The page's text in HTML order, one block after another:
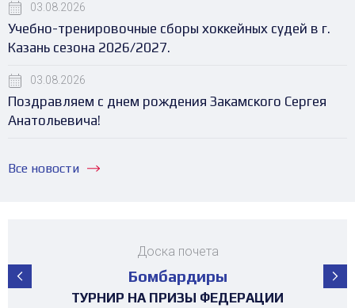
03.08.2026
Учебно-тренировочные сборы хоккейных судей в г.
Казань сезона 2026/2027.
03.08.2026
Поздравляем с днем рождения Закамского Сергея
Анатольевича!
Все новости
Доска почета
Бомбардиры
ПЕРВЕНСТВО РЕСПУБЛИКИ ТАТАРСТАН
ПЕРВЕНСТВО РЕСПУБЛИКИ ТАТАРСТАН
ПЕРВЕНСТВО РЕСПУБЛИКИ ТАТАРСТАН
ТУРНИР НА ПРИЗЫ ФЕДЕРАЦИИ
ПЕРВЕНСТВО РЕСПУБЛИКИ ТАТАРСТАН
ПЕРВЕНСТВО РЕСПУБЛИКИ ТАТАРСТАН
ТУРНИР НА ПРИЗЫ ФЕДЕРАЦИИ
ПЕРВЕНСТВО РЕСПУБЛИКИ ТАТАРСТАН
ПЕРВЕНСТВО РЕСПУБЛИКИ ТАТАРСТАН
ТУРНИР НА ПРИЗЫ ФЕДЕРАЦИИ
ПЕРВЕНСТВО РЕСПУБЛИКИ ТАТАРСТАН
ПЕРВЕНСТВО РЕСПУБЛИКИ ТАТАРСТАН